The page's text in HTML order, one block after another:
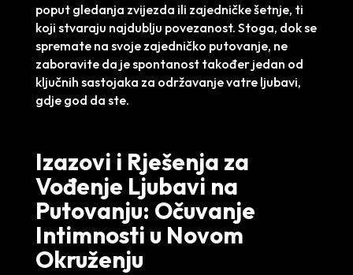
poput gledanja zvijezda ili zajedničke šetnje, ti
koji stvaraju najdublju povezanost. Stoga, dok se
spremate na svoje zajedničko putovanje, ne
zaboravite da je spontanost također jedan od
ključnih sastojaka za održavanje vatre ljubavi,
gdje god da ste.
Izazovi i Rješenja za
Vođenje Ljubavi na
Putovanju: Očuvanje
Intimnosti u Novom
Okruženju